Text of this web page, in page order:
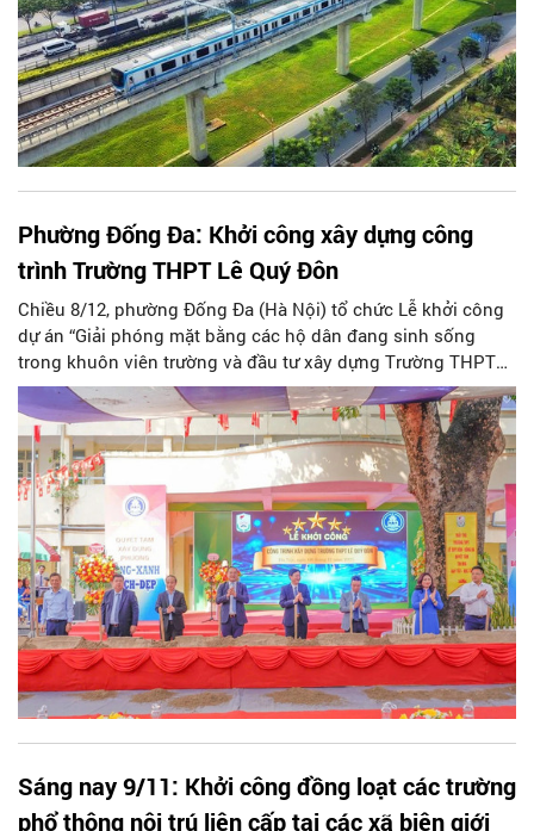
Phường Đống Đa: Khởi công xây dựng công
trình Trường THPT Lê Quý Đôn
Chiều 8/12, phường Đống Đa (Hà Nội) tổ chức Lễ khởi công
dự án “Giải phóng mặt bằng các hộ dân đang sinh sống
trong khuôn viên trường và đầu tư xây dựng Trường THPT
Lê Quý Đôn”.
Sáng nay 9/11: Khởi công đồng loạt các trường
phổ thông nội trú liên cấp tại các xã biên giới